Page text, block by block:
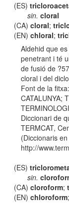
(ES)
sin. cloral
(CA)cloral;
(EN)chloral;
Aldehid que
penetrant i té
de fusió de
cloral i del
Font de la
CATALUNYA;
Diccionari de
TERMCAT,
(Diccionaris
http://
(ES)
sin.
(CA)cloroform;
(EN)chloroform